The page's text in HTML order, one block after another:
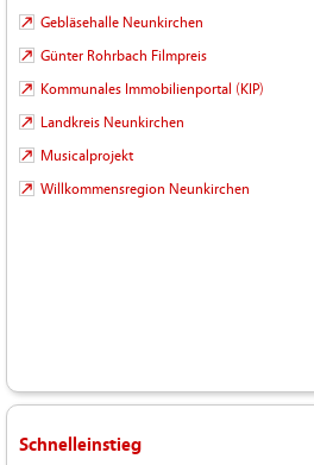
Gebläsehalle Neunkirchen
Günter Rohrbach Filmpreis
Kommunales Immobilienportal (KIP)
Landkreis Neunkirchen
Musicalprojekt
Willkommensregion Neunkirchen
Schnelleinstieg